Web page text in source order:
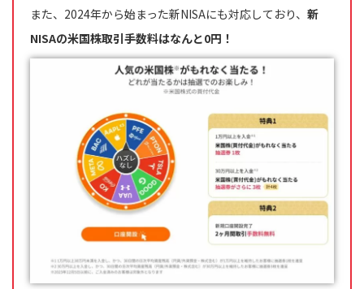
また、2024年から始まった新NISAにも対応しており、 新
NISAの米国株取引手数料はなんと0円！